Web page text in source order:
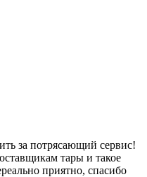
за потрясающий сервис!
тары и такое
приятно, спасибо